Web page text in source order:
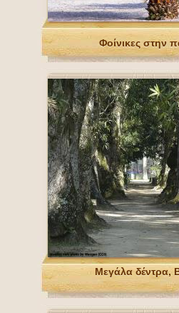
Φοίνικες στην
Μεγάλα δέντρα,